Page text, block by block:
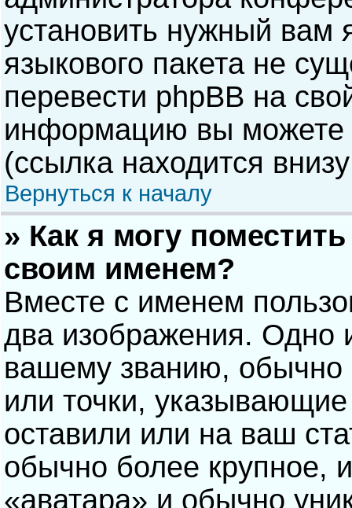
установить нужный вам
языкового пакета не
перевести phpBB на
информацию вы можете
(ссылка находится
Вернуться к началу
» Как я могу
своим именем?
Вместе с именем
два изображения. Одно
вашему званию, обычно
или точки,
оставили или на ваш
обычно более крупное,
«аватара» и обычно